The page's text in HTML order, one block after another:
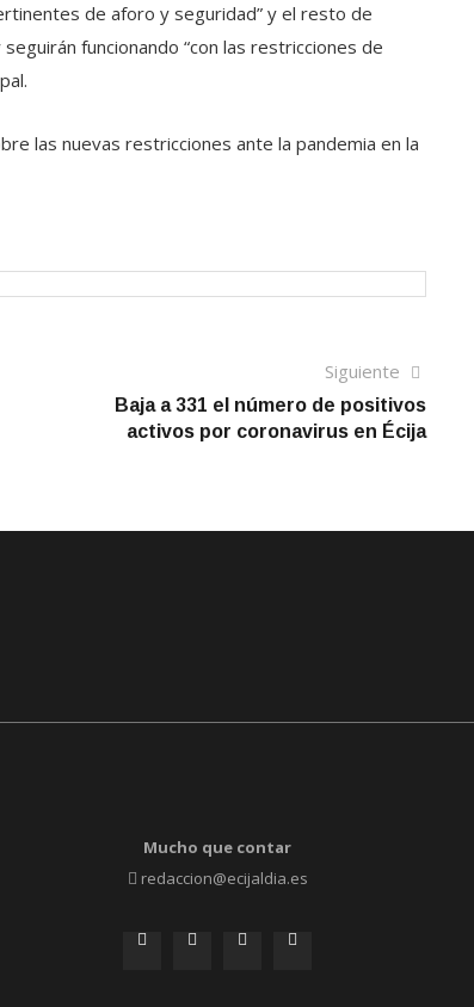
de aforo y seguridad” y el resto de
funcionando “con las restricciones de
las nuevas restricciones ante la pandemia en la
Siguiente
artículo
Baja a 331 el número de positivos
activos por coronavirus en Écija
Mucho que contar
redaccion@ecijaldia.es